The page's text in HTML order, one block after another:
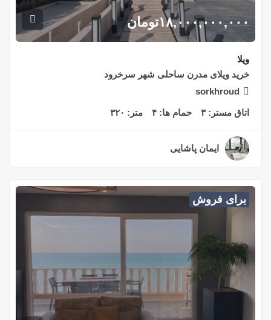
۱۸,۰۰۰,۰۰۰,۰۰۰تومان
ویلا
خرید ویلای مدرن ساحلی شهر سرخرود
sorkhroud
اتاق مستر:۳ حمام ها: ۴ متر: ۳۲۰
ایمان پاشایی
برای فروش